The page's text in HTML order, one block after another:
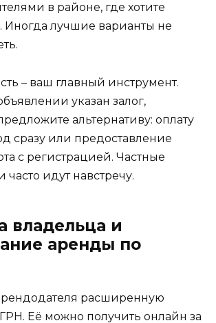
в районе, где хотите
Иногда лучшие варианты не
– ваш главный инструмент.
указан залог,
альтернативу: оплату
сразу или предоставление
с регистрацией. Частные
часто идут навстречу.
владельца и
аренды по
расширенную
Её можно получить онлайн за